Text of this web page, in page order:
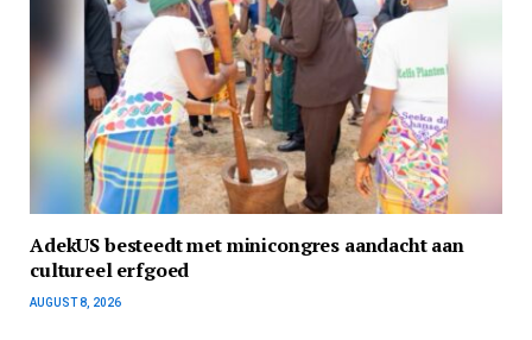
AdekUS besteedt met minicongres aandacht aan
cultureel erfgoed
AUGUST 8, 2026